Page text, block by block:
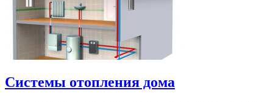
Системы отопления дома